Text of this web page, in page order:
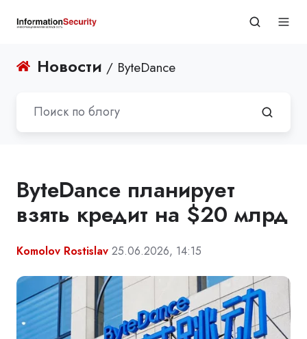
Новости / ByteDance
ByteDance планирует
взять кредит на $20 млрд
Komolov Rostislav 25.06.2026, 14:15